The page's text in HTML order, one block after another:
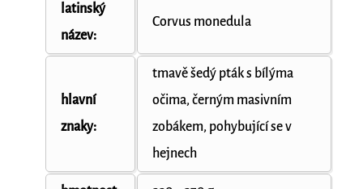
latinský
název:
Corvus monedula
hlavní
znaky:
tmavě šedý pták s bílýma
očima, černým masivním
zobákem, pohybující se v
hejnech